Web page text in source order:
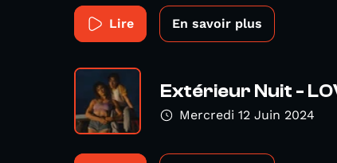
Lire En savoir plus
Extérieur Nuit -
Mercredi 12 Juin 2024